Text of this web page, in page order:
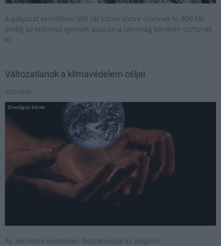
A pályázat keretében 500 fát közterületre ültetnek ki, 500 fát
pedig az előzetes igények alapján a lakosság körében osztanak
ki.
Változatlanok a klímavédelem céljai
2020.06.03
Országos hírek
Az akcióterv keretében felszámolják az illegális